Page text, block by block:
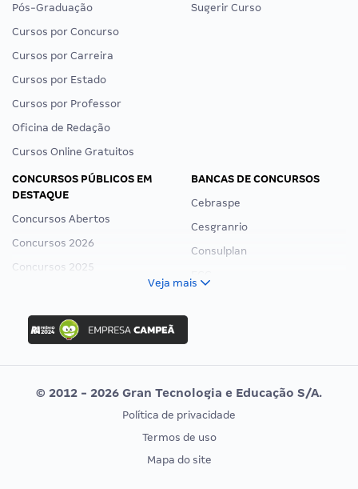
Pós-Graduação
Cursos por Concurso
Cursos por Carreira
Cursos por Estado
Cursos por Professor
Oficina de Redação
Cursos Online Gratuitos
Sugerir Curso
CONCURSOS PÚBLICOS EM
DESTAQUE
Concursos Abertos
Concursos 2026
Concursos 2025
Concurso Ibama
Concurso MPU
Editais publicados
BANCAS DE CONCURSOS
Cebraspe
Cesgranrio
Consulplan
Vunesp
CONCURSOS POR PROFISSÃO
EXAME DE ORDEM
Veja mais
© 2012 - 2026 Gran Tecnologia e Educação S/A.
Política de privacidade
Termos de uso
Mapa do site